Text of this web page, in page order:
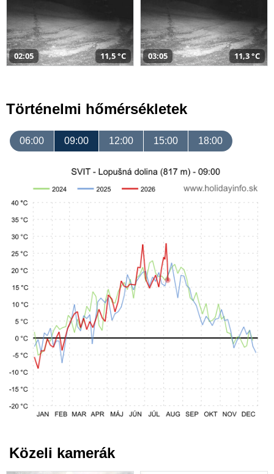
02:05 11,5 °C 03:05 11,3 °C
Történelmi hőmérsékletek
06:00 09:00 12:00 15:00 18:00
Közeli kamerák